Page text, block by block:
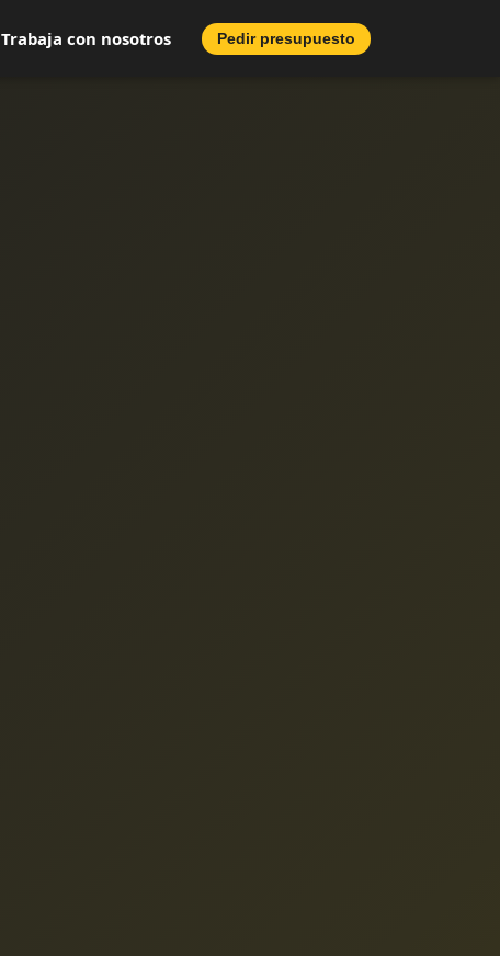
Trabaja con nosotros Pedir presupuesto